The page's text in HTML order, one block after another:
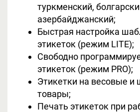
туркменский,
азербайджанский;
Быстрая настройка
этикеток (режим LITE);
Свободно
этикеток (режим PRO);
Этикетки на весовые и
товары;
Печать этикеток при